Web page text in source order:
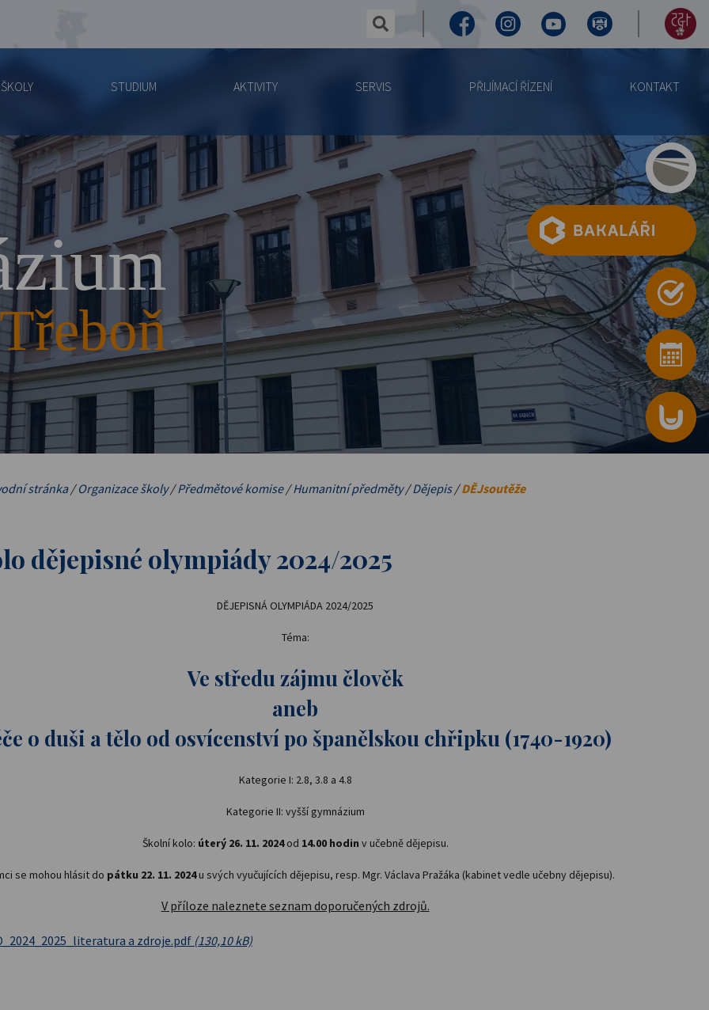
STUDIUM AKTIVITY SERVIS PŘIJÍMACÍ ŘÍZENÍ KONTAKT
hledaný text...
✕
FacebookInstagramYoutubeVirtuální
155
výročí
Třeboň
stránka/Organizace školy/Předmětové komise/Humanitní předměty/Dějepis/DĚJsoutěže
dějepisné olympiády 2024/2025
DĚJEPISNÁ OLYMPIÁDA 2024/2025
Téma:
Ve středu zájmu člověk
aneb
o duši a tělo od osvícenství po španělskou chřipku (1740-1920)
Kategorie I: 2.8, 3.8 a 4.8
Kategorie II: vyšší gymnázium
Školní kolo: úterý 26. 11. 2024od 14.00 hodin v učebně dějepisu.
se mohou hlásit do pátku 22. 11. 2024u svých vyučujících dějepisu, resp. Mgr. Václava Pražáka (kabinet vedle učebny dějepisu).
V příloze naleznete seznam doporučených zdrojů.
a zdroje.pdf (130,10 kB)